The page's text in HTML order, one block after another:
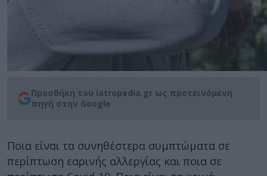
Προσθήκη του iatropedia.gr ως προτεινόμενη
πηγή στην Google
Ποια είναι τα συνηθέστερα συμπτώματα σε
περίπτωση εαρινής αλλεργίας και ποια σε